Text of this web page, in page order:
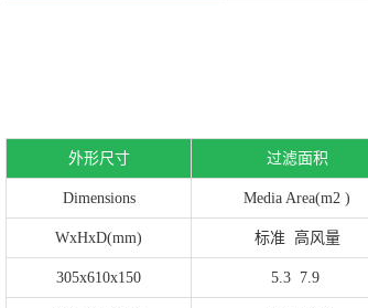
外形尺寸 过滤面积
Dimensions Media Area(m2 )
WxHxD(mm) 标准 高风量
305x610x150 5.3 7.9